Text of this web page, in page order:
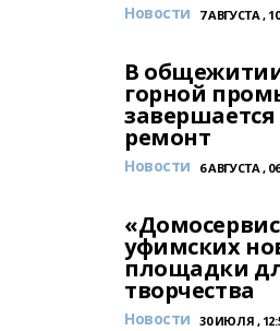
Новости 7 АВГУСТА ,
В
горной
ремонт
Новости 6 АВГУСТА ,
уфимских
площадки
творчества
Новости 30 ИЮЛЯ ,